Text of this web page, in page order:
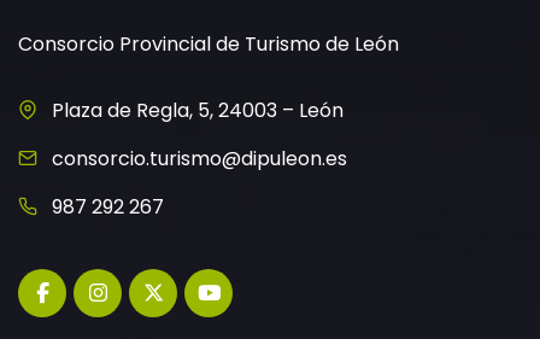
Consorcio Provincial de Turismo de León
Plaza de Regla, 5, 24003 – León
consorcio.turismo@dipuleon.es
987 292 267